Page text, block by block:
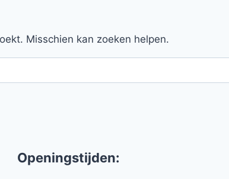
Misschien kan zoeken helpen.
Openingstijden: